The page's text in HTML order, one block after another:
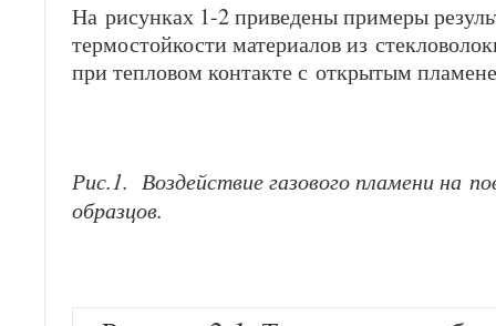
На рисунках 1-2 приведены примеры
термостойкости материалов из
при тепловом контакте с открытым
Рис.1. Воздействие газового пламени на
образцов.